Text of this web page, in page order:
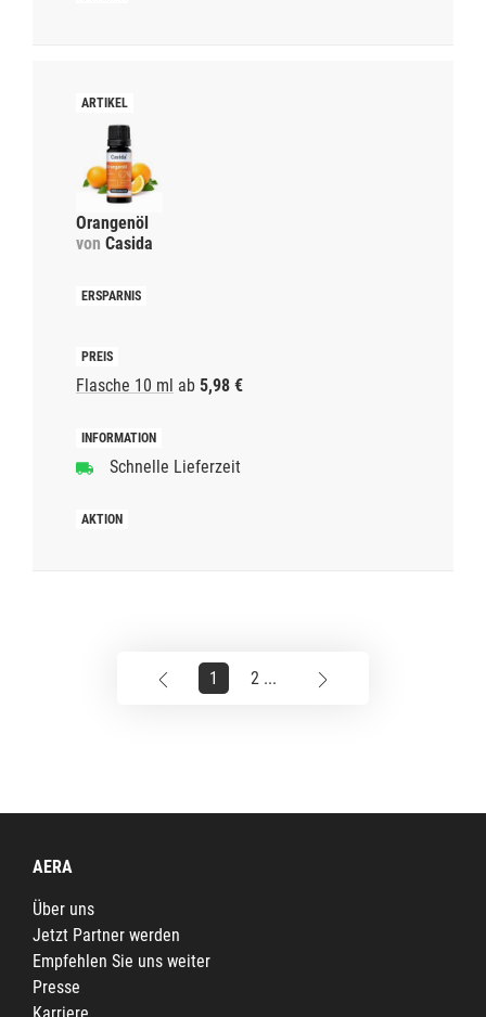
Orangenöl
von Casida
Flasche 10 ml ab 5,98 €
Schnelle Lieferzeit
1 2 ...
AERA
Über uns
Jetzt Partner werden
Empfehlen Sie uns weiter
Presse